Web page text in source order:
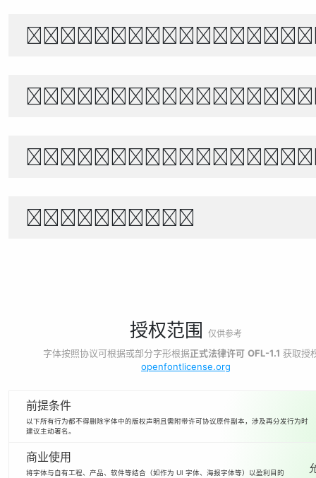
별빛 아래, 바람이 불어오는
世界宇宙浩瀚無垠，科技創新永無止
Θέλει αρετή και
1234567890
授权范围 仅供参考
字体按照协议可根据或部分字形根据正式法律许可 OFL-1.1 获取授
openfontlicense.org
前提条件
以下所有行为都不得删除字体中的版权声明且需附带许可协议原件副本，涉及再分发行为时
建议主动署名。
商业使用
将字体与自有工程、产品、软件等结合（如作为 UI 字体、海报字体等）以盈利目的